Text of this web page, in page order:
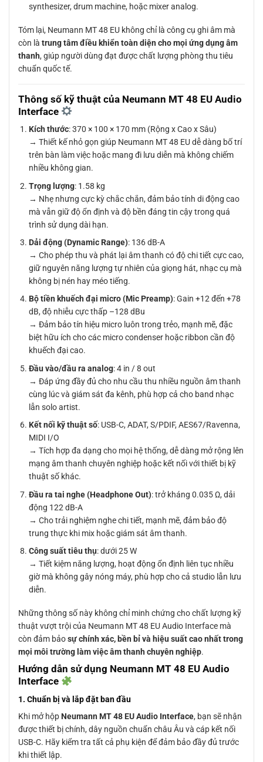
synthesizer, drum machine, hoặc mixer analog.
Tóm lại, Neumann MT 48 EU không chỉ là công cụ ghi âm mà
còn là trung tâm điều khiển toàn diện cho mọi ứng dụng âm
thanh, giúp người dùng đạt được chất lượng phòng thu tiêu
chuẩn quốc tế.
Thông số kỹ thuật của Neumann MT 48 EU Audio
Interface
Kích thước: 370 × 100 × 170 mm (Rộng x Cao x Sâu)
→ Thiết kế nhỏ gọn giúp Neumann MT 48 EU dễ dàng bố trí
trên bàn làm việc hoặc mang đi lưu diễn mà không chiếm
nhiều không gian.
Trọng lượng: 1.58 kg
→ Nhẹ nhưng cực kỳ chắc chắn, đảm bảo tính di động cao
mà vẫn giữ độ ổn định và độ bền đáng tin cậy trong quá
trình sử dụng dài hạn.
Dải động (Dynamic Range): 136 dB-A
→ Cho phép thu và phát lại âm thanh có độ chi tiết cực cao,
giữ nguyên năng lượng tự nhiên của giọng hát, nhạc cụ mà
không bị nén hay méo tiếng.
Bộ tiền khuếch đại micro (Mic Preamp): Gain +12 đến +78
dB, độ nhiễu cực thấp –128 dBu
→ Đảm bảo tín hiệu micro luôn trong trẻo, mạnh mẽ, đặc
biệt hữu ích cho các micro condenser hoặc ribbon cần độ
khuếch đại cao.
Đầu vào/đầu ra analog: 4 in / 8 out
→ Đáp ứng đầy đủ cho nhu cầu thu nhiều nguồn âm thanh
cùng lúc và giám sát đa kênh, phù hợp cả cho band nhạc
lẫn solo artist.
Kết nối kỹ thuật số: USB-C, ADAT, S/PDIF, AES67/Ravenna,
MIDI I/O
→ Tích hợp đa dạng cho mọi hệ thống, dễ dàng mở rộng lên
mạng âm thanh chuyên nghiệp hoặc kết nối với thiết bị kỹ
thuật số khác.
Đầu ra tai nghe (Headphone Out): trở kháng 0.035 Ω, dải
động 122 dB-A
→ Cho trải nghiệm nghe chi tiết, mạnh mẽ, đảm bảo độ
trung thực khi mix hoặc giám sát âm thanh.
Công suất tiêu thụ: dưới 25 W
→ Tiết kiệm năng lượng, hoạt động ổn định liên tục nhiều
giờ mà không gây nóng máy, phù hợp cho cả studio lẫn lưu
diễn.
Những thông số này không chỉ minh chứng cho chất lượng kỹ
thuật vượt trội của Neumann MT 48 EU Audio Interface mà
còn đảm bảosự chính xác, bền bỉ và hiệu suất cao nhất trong
mọi môi trường làm việc âm thanh chuyên nghiệp.
Hướng dẫn sử dụng Neumann MT 48 EU Audio
Interface
1. Chuẩn bị và lắp đặt ban đầu
Khi mở hộp Neumann MT 48 EU Audio Interface, bạn sẽ nhận
được thiết bị chính, dây nguồn chuẩn châu Âu và cáp kết nối
USB-C. Hãy kiểm tra tất cả phụ kiện để đảm bảo đầy đủ trước
khi thiết lập.